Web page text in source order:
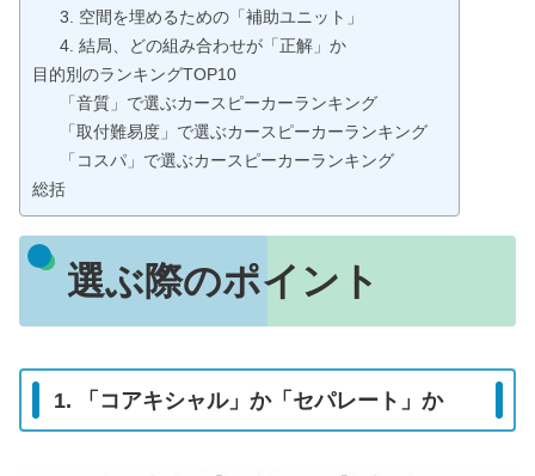
3. 空間を埋めるための「補助ユニット」
4. 結局、どの組み合わせが「正解」か
目的別のランキングTOP10
「音質」で選ぶカースピーカーランキング
「取付難易度」で選ぶカースピーカーランキング
「コスパ」で選ぶカースピーカーランキング
総括
選ぶ際のポイント
1. 「コアキシャル」か「セパレート」か